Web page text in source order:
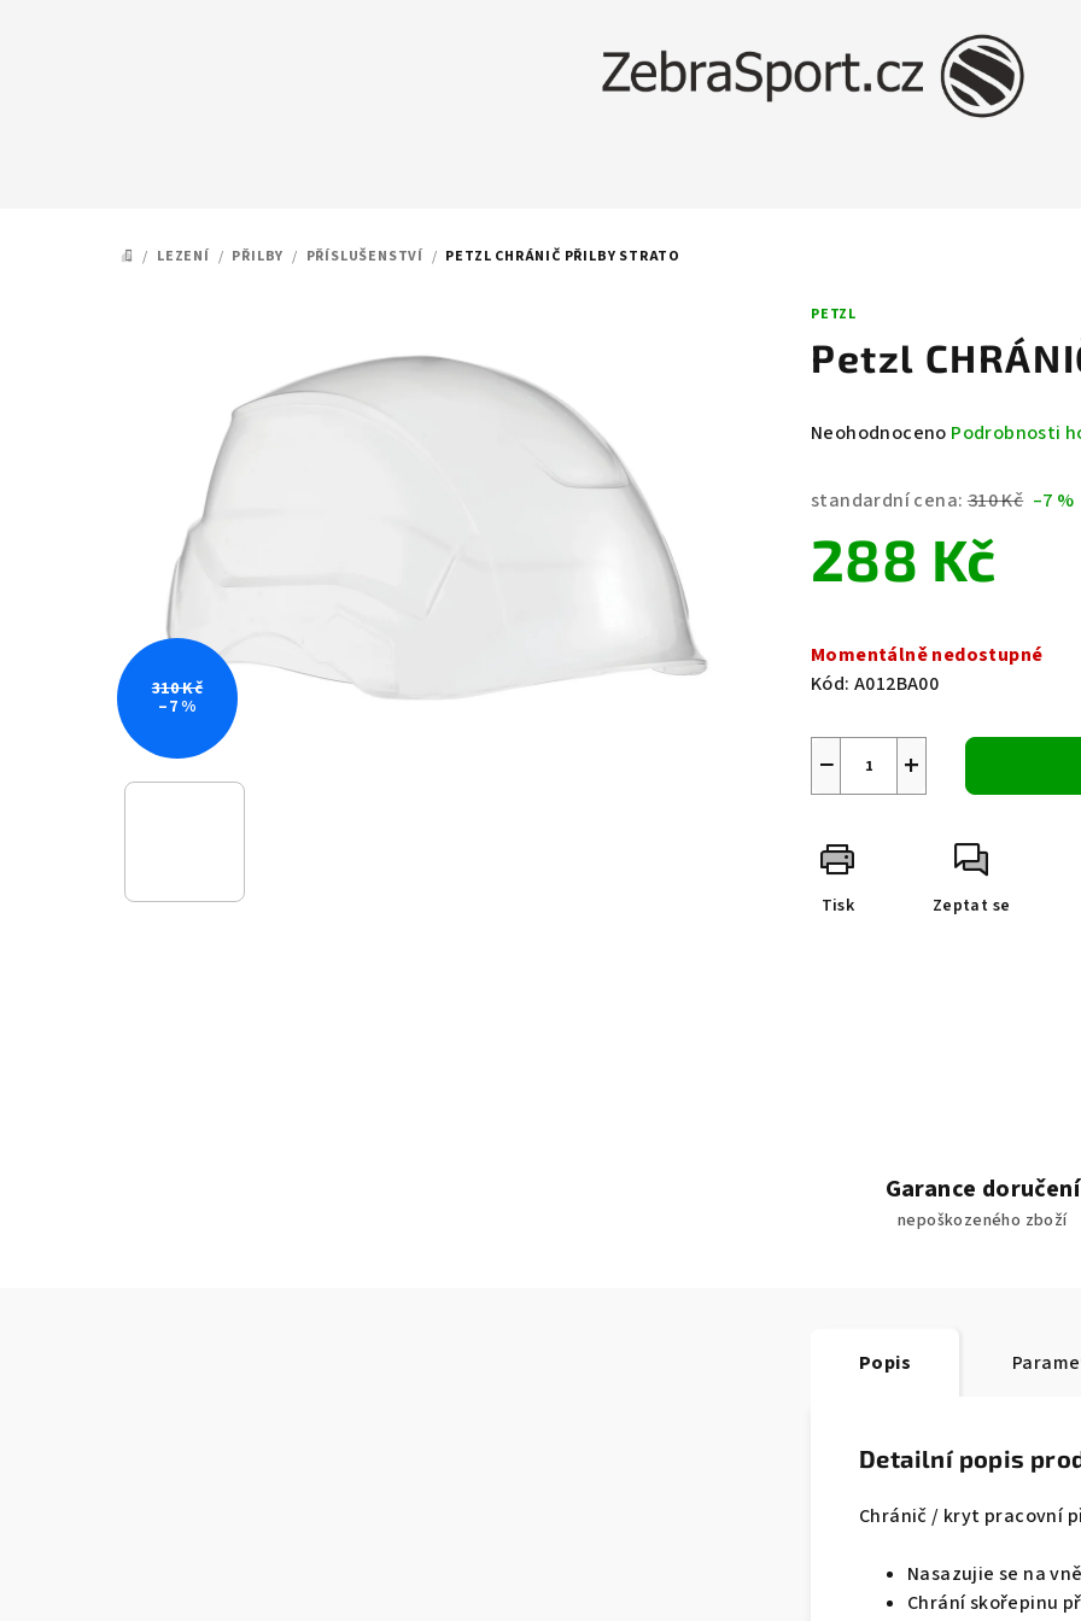
DOMŮ
/ LEZENÍ / PŘILBY / PŘÍSLUŠENSTVÍ / PETZL CHRÁNIČ PŘILBY STRATO
PETZL
Petzl
Průměrné
produktu
0,0
z
Neohodnoceno Podrobnosti
standardní cena: 310 Kč –7 %
288 Kč
cena:
Momentálně nedostupné
Kód: A012BA00
+
−
Tisk Zeptat se
310 Kč
–7 %
Garance doručení
nepoškozeného zboží
Popis
Detailní popis
Chránič / kryt pracovní
Nasazujie se na
Chrání skořepinu